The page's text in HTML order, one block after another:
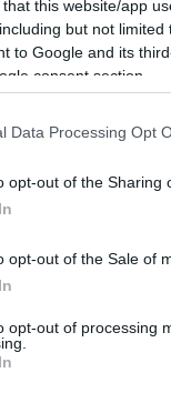
that this website/app
but not
to Google and its
consent section.
Data Processing Opt
opt-out of the Sharing
opt-out of the Sale of
opt-out of processing
και